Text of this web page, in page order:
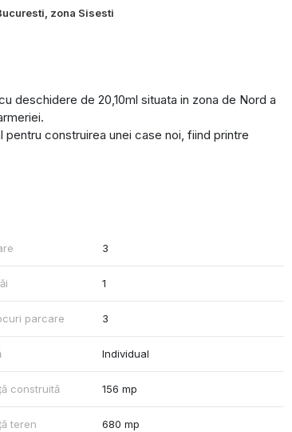
zona Sisesti
deschidere de 20,10ml situata in zona de Nord a
construirea unei case noi, fiind printre
o vilă individuală.
Shopping City
fi folosite si de locuitorii din zona.
3
1
parcare 3
Individual
construită 156 mp
teren 680 mp